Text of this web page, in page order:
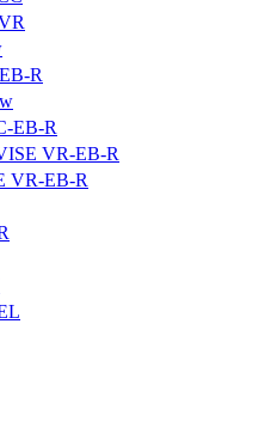
R
EB-R
VR-EB-R
VR-EB-R